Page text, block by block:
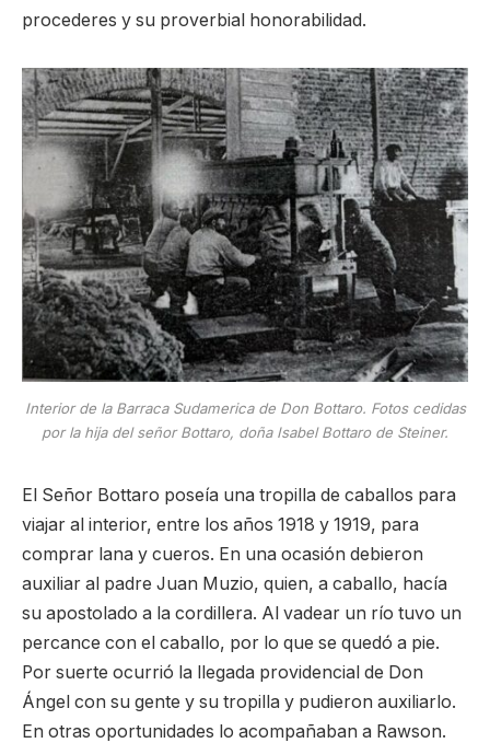
procederes y su proverbial honorabilidad.
Interior de la Barraca Sudamerica de Don Bottaro. Fotos cedidas
por la hija del señor Bottaro, doña Isabel Bottaro de Steiner.
El Señor Bottaro poseía una tropilla de caballos para
viajar al interior, entre los años 1918 y 1919, para
comprar lana y cueros. En una ocasión debieron
auxiliar al padre Juan Muzio, quien, a caballo, hacía
su apostolado a la cordillera. Al vadear un río tuvo un
percance con el caballo, por lo que se quedó a pie.
Por suerte ocurrió la llegada providencial de Don
Ángel con su gente y su tropilla y pudieron auxiliarlo.
En otras oportunidades lo acompañaban a Rawson.